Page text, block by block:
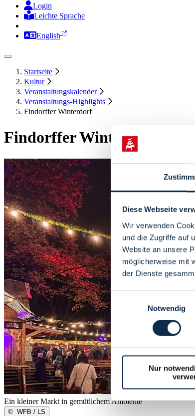
Diese Webseite
Wir verwenden
und die Zugriffe auf
Website an unsere
möglicherweise mit
der Dienste
Notwendig
Nur
Login
Leichte Sprache
English
Startseite
Kultur
Veranstaltungskalender
Veranstaltungs-Highlights
Findorffer Winterdorf
Findorffer Winterdorf
Ein kleiner Markt in gemütlichem Ambiente
© WFB / LS